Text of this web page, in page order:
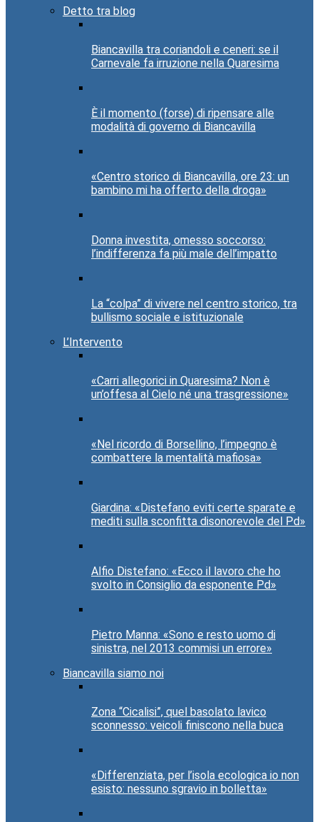
Detto tra blog
Biancavilla tra coriandoli e ceneri: se il
Carnevale fa irruzione nella Quaresima
È il momento (forse) di ripensare alle
modalità di governo di Biancavilla
«Centro storico di Biancavilla, ore 23: un
bambino mi ha offerto della droga»
Donna investita, omesso soccorso:
l’indifferenza fa più male dell’impatto
La “colpa” di vivere nel centro storico, tra
bullismo sociale e istituzionale
L’Intervento
«Carri allegorici in Quaresima? Non è
un’offesa al Cielo né una trasgressione»
«Nel ricordo di Borsellino, l’impegno è
combattere la mentalità mafiosa»
Giardina: «Distefano eviti certe sparate e
mediti sulla sconfitta disonorevole del Pd»
Alfio Distefano: «Ecco il lavoro che ho
svolto in Consiglio da esponente Pd»
Pietro Manna: «Sono e resto uomo di
sinistra, nel 2013 commisi un errore»
Biancavilla siamo noi
Zona “Cicalisi”, quel basolato lavico
sconnesso: veicoli finiscono nella buca
«Differenziata, per l’isola ecologica io non
esisto: nessuno sgravio in bolletta»